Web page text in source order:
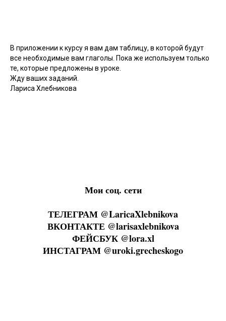
В приложении к курсу я вам дам таблицу, в которой будут
все необходимые вам глаголы. Пока же используем только
те, которые предложены в уроке.
Жду ваших заданий.
Лариса Хлебникова
Мои соц. сети
ТЕЛЕГРАМ @LaricaXlebnikova
ВКОНТАКТЕ @larisaxlebnikova
ФЕЙСБУК @lora.xl
ИНСТАГРАМ @uroki.grecheskogo